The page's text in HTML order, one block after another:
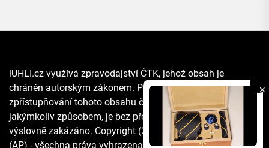
✕
iUHLI.cz využívá zpravodajství ČTK, jehož obsah je
chráněn autorským zákonem. Přepis, šíření či další
zpřístupňování tohoto obsahu či jeho části veřejnosti, a to
jakýmkoliv způsobem, je bez předchozího souhlasu ČTK
výslovně zakázáno. Copyright (2021) The Associated Press
(AP) - všechna práva vyhrazena. Materiály agentury AP